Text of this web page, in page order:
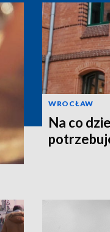
WROCŁAW
Na co